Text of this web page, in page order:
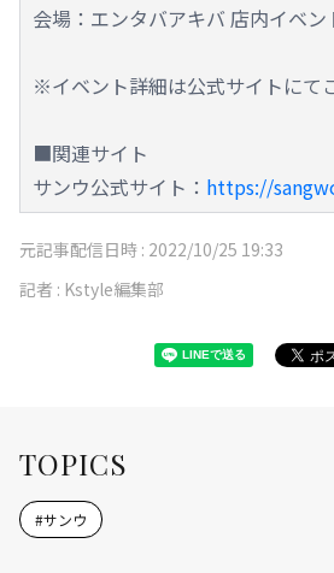
会場：エンタバアキバ 店内イベン
※イベント詳細は公式サイトにて
■関連サイト
サンウ公式サイト： https://
元記事配信日時 : 2022/10/25 19:33
記者 : Kstyle編集部
TOPICS
#サンウ